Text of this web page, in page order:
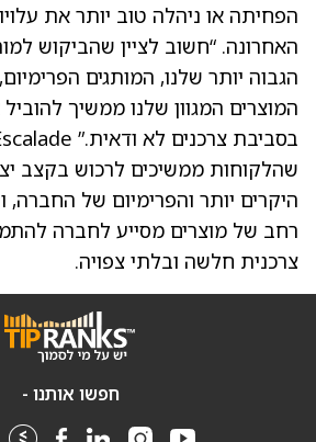
הפחיתה או ניהלה טוב יותר את
האחרונה. “חשוב לציין שהביקוש
הגבוה יותר שלנו, המותגים
המוצרים המגוון שלנו ממשיך להוביל
שהלקוחות ממשיכים לרכוש בקצב
היקרים יותר והפרימיום של החברה,
רחב של מוצרים מסייע לחברה
צרכנית חלשה ובלתי צפויה.
חפשו אותנו -